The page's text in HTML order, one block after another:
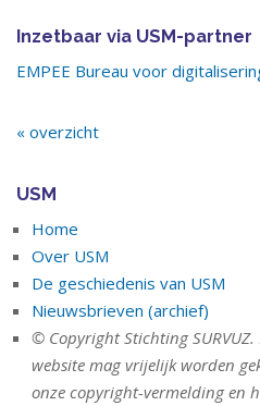
Inzetbaar via USM-partner
EMPEE Bureau voor
« overzicht
USM
Home
Over USM
De geschiedenis van USM
Nieuwsbrieven (archief)
© Copyright Stichting
website mag vrijelijk worden
onze copyright-vermelding en